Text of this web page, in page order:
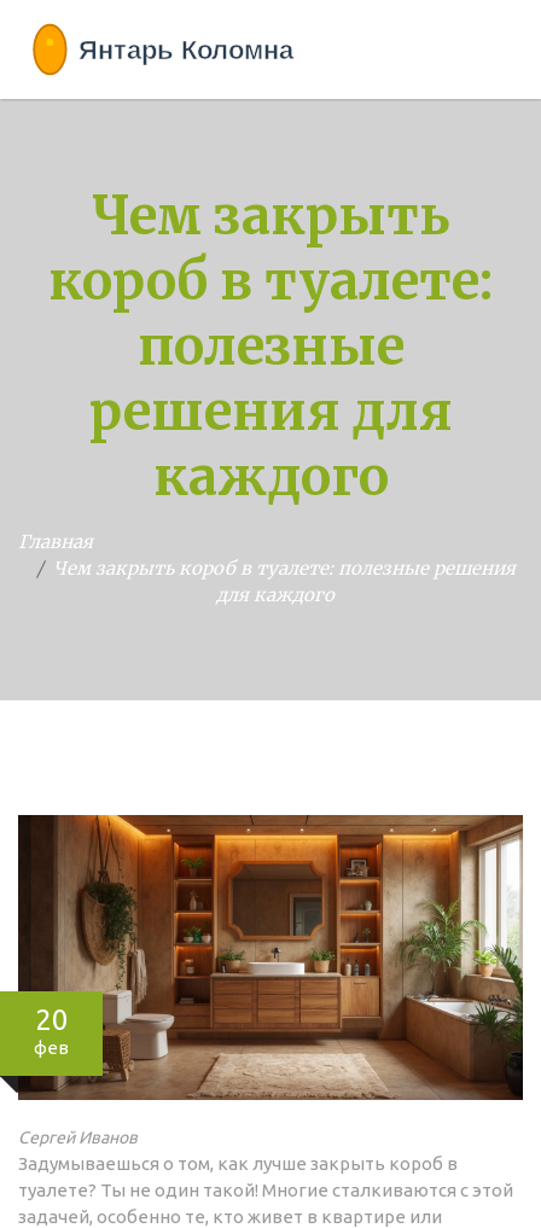
Чем закрыть
короб в туалете:
полезные
решения для
каждого
Главная
Чем закрыть короб в туалете: полезные решения
для каждого
20
фев
Сергей Иванов
Задумываешься о том, как лучше закрыть короб в
туалете? Ты не один такой! Многие сталкиваются с этой
задачей, особенно те, кто живет в квартире или